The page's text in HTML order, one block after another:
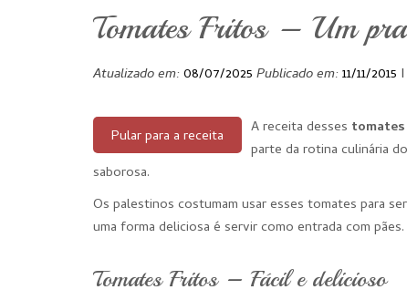
Tomates Fritos – Um
Atualizado em:08/07/2025 Publicado em:11/11/2015 I
Pular para a receita A receita desses
parte da rotina culinária
saborosa.
Os palestinos costumam usar esses tomates para
uma forma deliciosa é servir como entrada com
Tomates Fritos – Fácil e delicioso